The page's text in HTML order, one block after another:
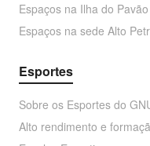
Espaços na Ilha do Pavão
Espaços na sede Alto
Esportes
Sobre os Esportes do
Alto rendimento e